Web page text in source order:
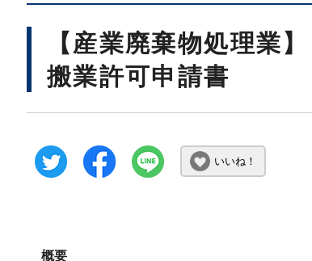
【産業廃棄物処理業
搬業許可申請書
いいね！
概要